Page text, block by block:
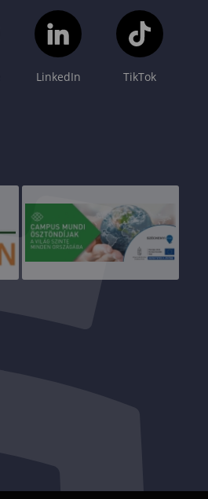
LinkedIn TikTok